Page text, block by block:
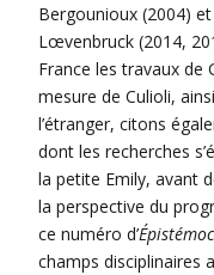
Bergounioux (2004)
Lœvenbruck (2014,
France les travaux de
mesure de Culioli,
l’étranger, citons
dont les recherches
la petite Emily, avant
la perspective du
ce numéro d’
champs disciplinaires